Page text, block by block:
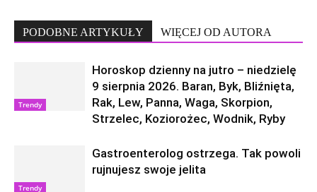
PODOBNE ARTYKUŁY WIĘCEJ OD AUTORA
Trendy
Horoskop dzienny na jutro – niedzielę
9 sierpnia 2026. Baran, Byk, Bliźnięta,
Rak, Lew, Panna, Waga, Skorpion,
Strzelec, Koziorożec, Wodnik, Ryby
Trendy
Gastroenterolog ostrzega. Tak powoli
rujnujesz swoje jelita